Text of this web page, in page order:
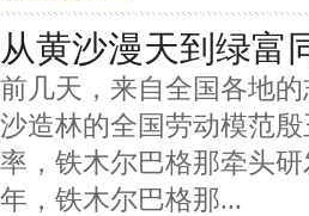
从黄沙漫天到绿富
前几天，来自全国各地
沙造林的全国劳动模范
率，铁木尔巴格那牵头
年，铁木尔巴格那...